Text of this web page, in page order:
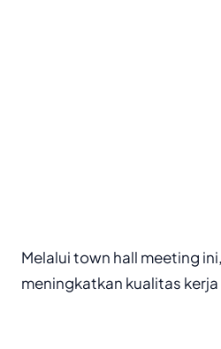
Melalui town hall meeting
meningkatkan kualitas